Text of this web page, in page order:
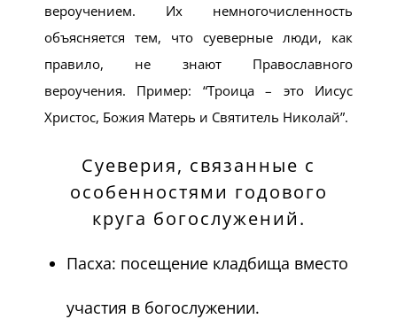
вероучением. Их немногочисленность
объясняется тем, что суеверные люди, как
правило, не знают Православного
вероучения. Пример: “Троица – это Иисус
Христос, Божия Матерь и Святитель Николай”.
Суеверия, связанные с
особенностями годового
круга богослужений.
Пасха: посещение кладбища вместо
участия в богослужении.